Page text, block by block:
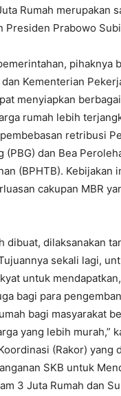
Rumah merupakan
Presiden Prabowo
pihaknya
Kementerian
menyiapkan
rumah lebih
retribusi
(PBG) dan Bea
(BPHTB). Kebijakan
cakupan MBR
dibuat, dilaksanakan
sekali lagi,
untuk
bagi para
bagi masyarakat
yang lebih murah,”
(Rakor) yang
SKB untuk
3 Juta Rumah dan